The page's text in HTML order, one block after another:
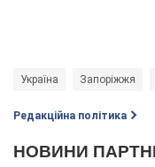
Україна Запоріжжя
Редакційна політика